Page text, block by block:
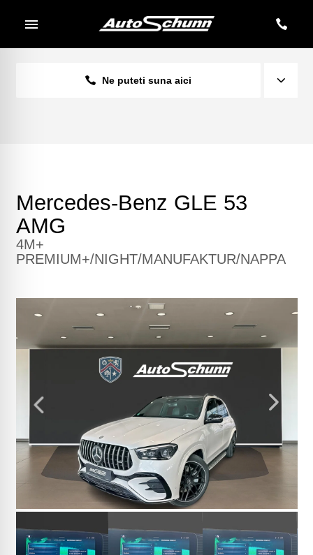
Ne puteti suna aici
Mercedes-Benz GLE 53
AMG
4M+
PREMIUM+/NIGHT/MANUFAKTUR/NAPPA